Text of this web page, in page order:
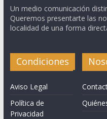
Un medio comunicación
Queremos presentarte las
localidad de una forma
Condiciones
Aviso Legal
Política de
Privacidad